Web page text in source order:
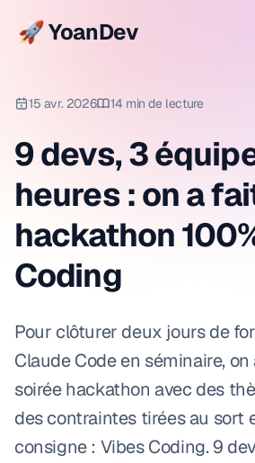
🚀 YoanDev
15 avr. 2026 14 min de lecture
9 devs, 3
heures : on a
hackathon
Coding
Pour clôturer deux jours de
Claude Code en séminaire,
soirée hackathon avec des
des contraintes tirées au sort
consigne : Vibes Coding. 9